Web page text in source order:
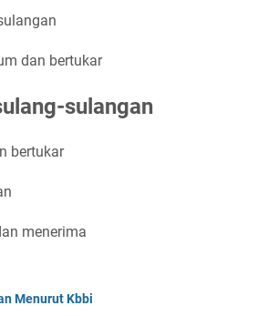
dan bertukar
sulangan
bertukar
menerima
Menurut Kbbi